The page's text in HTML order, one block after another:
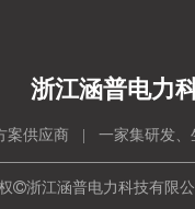
浙江涵普电力
案供应商 | 一家集研发、
浙江涵普电力科技有限